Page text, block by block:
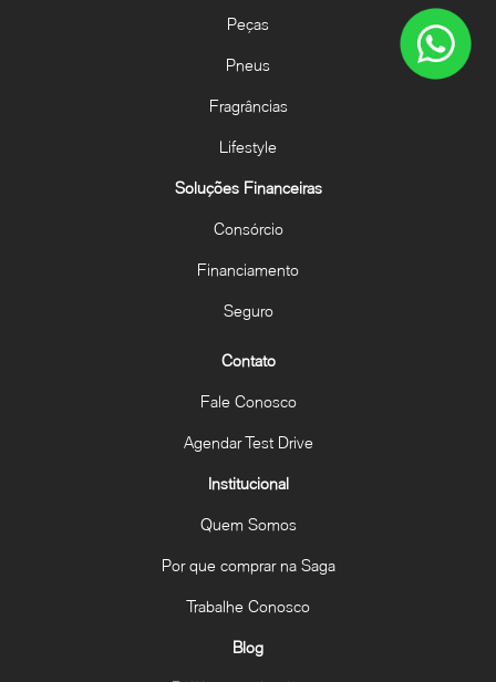
Peças
Pneus
Fragrâncias
Lifestyle
Soluções Financeiras
Consórcio
Financiamento
Seguro
Contato
Fale Conosco
Agendar Test Drive
Institucional
Quem Somos
Por que comprar na Saga
Trabalhe Conosco
Blog